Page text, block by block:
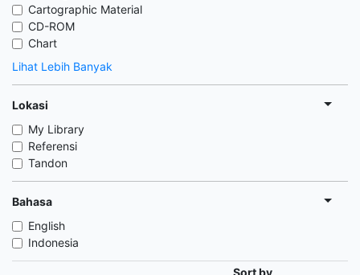
Cartographic Material
CD-ROM
Chart
Lihat Lebih Banyak
Lokasi
My Library
Referensi
Tandon
Bahasa
English
Indonesia
Sort by